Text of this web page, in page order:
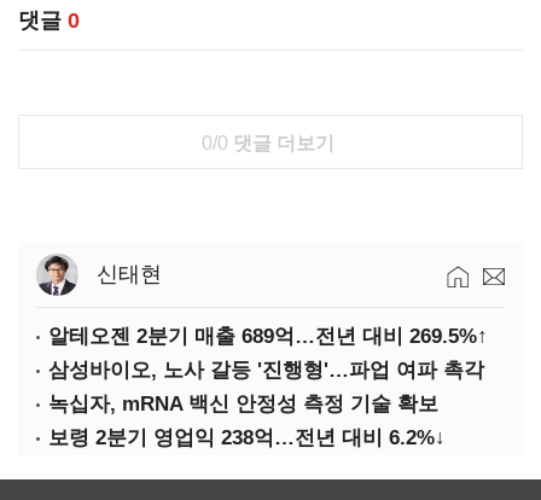
댓글 0
0/0 댓글 더보기
신태현
알테오젠 2분기 매출 689억…전년 대비 269.5%↑
삼성바이오, 노사 갈등 '진행형'…파업 여파 촉각
녹십자, mRNA 백신 안정성 측정 기술 확보
보령 2분기 영업익 238억…전년 대비 6.2%↓